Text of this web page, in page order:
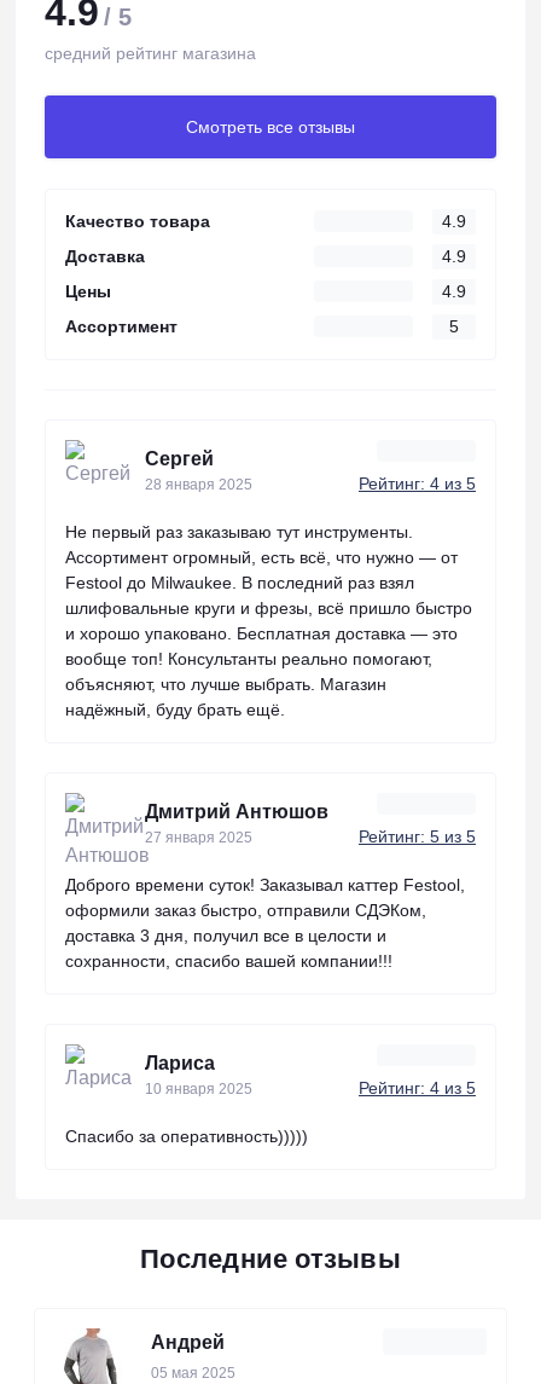
4.9 / 5
средний рейтинг магазина
Смотреть все отзывы
Качество товара
4.9
Доставка
4.9
Цены
4.9
Ассортимент
5
Сергей
28 января 2025 Рейтинг: 4 из 5
Не первый раз заказываю тут инструменты.
Ассортимент огромный, есть всё, что нужно — от
Festool до Milwaukee. В последний раз взял
шлифовальные круги и фрезы, всё пришло быстро
и хорошо упаковано. Бесплатная доставка — это
вообще топ! Консультанты реально помогают,
объясняют, что лучше выбрать. Магазин
надёжный, буду брать ещё.
Дмитрий Антюшов
27 января 2025 Рейтинг: 5 из 5
Доброго времени суток! Заказывал каттер Festool,
оформили заказ быстро, отправили СДЭКом,
доставка 3 дня, получил все в целости и
сохранности, спасибо вашей компании!!!
Лариса
10 января 2025 Рейтинг: 4 из 5
Спасибо за оперативность)))))
Последние отзывы
Андрей
05 мая 2025